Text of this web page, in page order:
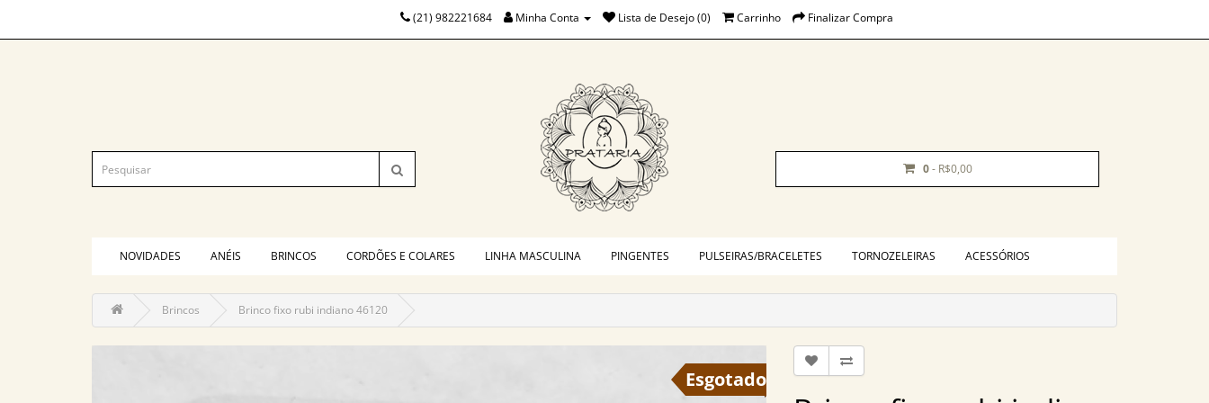
(21) 982221684 Minha Conta Lista de Desejo (0) Carrinho Finalizar Compra
0- R$0,00
NOVIDADES ANÉIS BRINCOS CORDÕES E COLARES LINHA MASCULINA PINGENTES PULSEIRAS/BRACELETES TORNOZELEIRAS ACESSÓRIOS
Brincos Brinco fixo rubi indiano 46120